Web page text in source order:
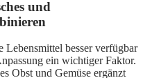
und
Lebensmittel besser verfügbar
ein wichtiger Faktor.
Obst und Gemüse ergänzt